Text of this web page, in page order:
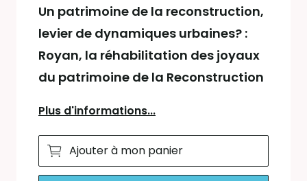
Un patrimoine de la reconstruction,
levier de dynamiques urbaines? :
Royan, la réhabilitation des joyaux
du patrimoine de la Reconstruction
Plus d'informations...
Ajouter à mon panier